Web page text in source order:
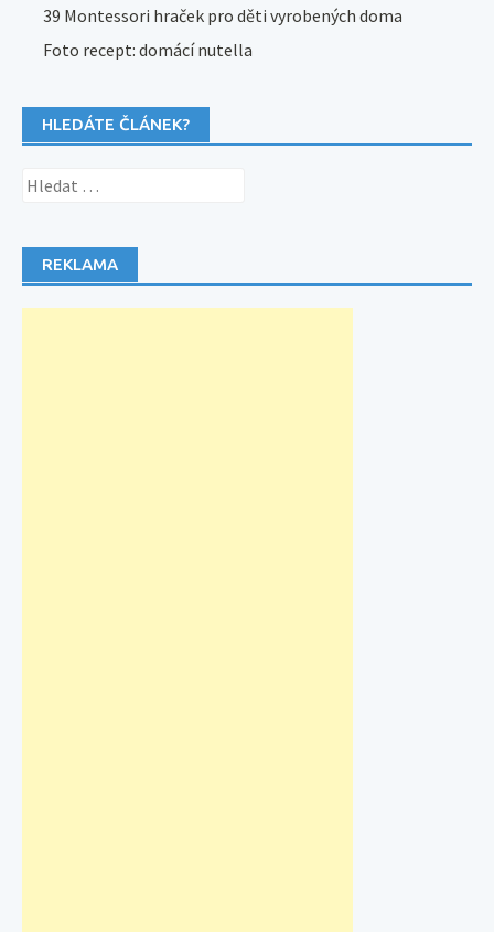
39 Montessori hraček pro děti vyrobených doma
Foto recept: domácí nutella
HLEDÁTE ČLÁNEK?
Vyhledávání
REKLAMA